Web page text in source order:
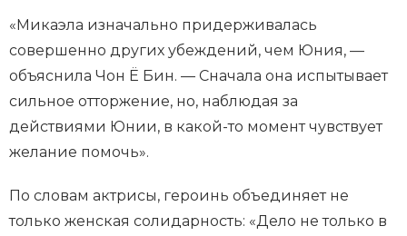
«Микаэла изначально придерживалась
совершенно других убеждений, чем Юния, —
объяснила Чон Ё Бин. — Сначала она испытывает
сильное отторжение, но, наблюдая за
действиями Юнии, в какой-то момент чувствует
желание помочь».
По словам актрисы, героинь объединяет не
только женская солидарность: «Дело не только в